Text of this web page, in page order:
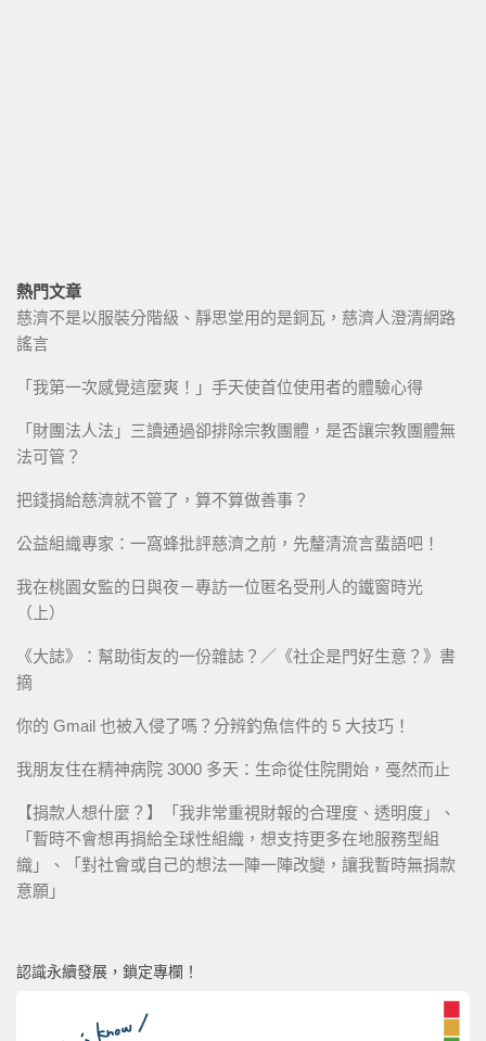
熱門文章
慈濟不是以服裝分階級、靜思堂用的是銅瓦，慈濟人澄清網路
謠言
「我第一次感覺這麼爽！」手天使首位使用者的體驗心得
「財團法人法」三讀通過卻排除宗教團體，是否讓宗教團體無
法可管？
把錢捐給慈濟就不管了，算不算做善事？
公益組織專家：一窩蜂批評慈濟之前，先釐清流言蜚語吧！
我在桃園女監的日與夜－專訪一位匿名受刑人的鐵窗時光
（上）
《大誌》：幫助街友的一份雜誌？／《社企是門好生意？》書
摘
你的 Gmail 也被入侵了嗎？分辨釣魚信件的 5 大技巧！
我朋友住在精神病院 3000 多天：生命從住院開始，戞然而止
【捐款人想什麼？】「我非常重視財報的合理度、透明度」、
「暫時不會想再捐給全球性組織，想支持更多在地服務型組
織」、「對社會或自己的想法一陣一陣改變，讓我暫時無捐款
意願」
認識永續發展，鎖定專欄！